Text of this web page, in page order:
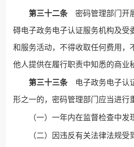
第三十二条密码管理部门开
碍电子政务电子认证服务机构及受
和服务活动，不得收取任何费用，
他人提供在履行职责中知悉的商业
第三十三条电子政务电子认
形之一的，密码管理部门应当进行
（一）一年内在监督检查中发
（二）因违反有关法律法规受